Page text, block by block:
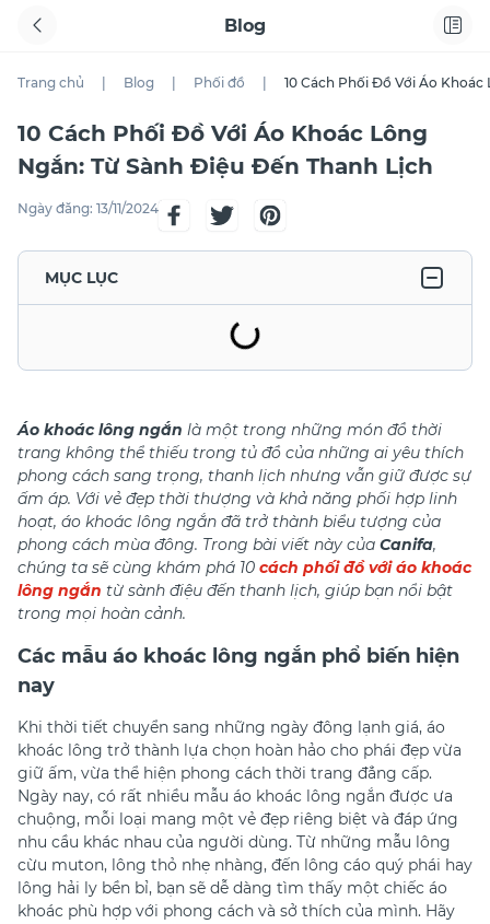
Blog
Trang chủ Blog Phối đồ 10 Cách Phối Đồ Với Áo
10 Cách Phối Đồ Với Áo Khoác Lông
Ngắn: Từ Sành Điệu Đến Thanh Lịch
Ngày đăng: 13/11/2024
MỤC LỤC
Áo khoác lông ngắn là một trong những món đồ thời
trang không thể thiếu trong tủ đồ của những ai yêu thích
phong cách sang trọng, thanh lịch nhưng vẫn giữ được sự
ấm áp. Với vẻ đẹp thời thượng và khả năng phối hợp linh
hoạt, áo khoác lông ngắn đã trở thành biểu tượng của
phong cách mùa đông. Trong bài viết này của Canifa,
chúng ta sẽ cùng khám phá 10 cách phối đồ với áo khoác
lông ngắn từ sành điệu đến thanh lịch, giúp bạn nổi bật
trong mọi hoàn cảnh.
Các mẫu áo khoác lông ngắn phổ biến hiện
nay
Khi thời tiết chuyển sang những ngày đông lạnh giá, áo
khoác lông trở thành lựa chọn hoàn hảo cho phái đẹp vừa
giữ ấm, vừa thể hiện phong cách thời trang đẳng cấp.
Ngày nay, có rất nhiều mẫu áo khoác lông ngắn được ưa
chuộng, mỗi loại mang một vẻ đẹp riêng biệt và đáp ứng
nhu cầu khác nhau của người dùng. Từ những mẫu lông
cừu muton, lông thỏ nhẹ nhàng, đến lông cáo quý phái hay
lông hải ly bền bỉ, bạn sẽ dễ dàng tìm thấy một chiếc áo
khoác phù hợp với phong cách và sở thích của mình. Hãy